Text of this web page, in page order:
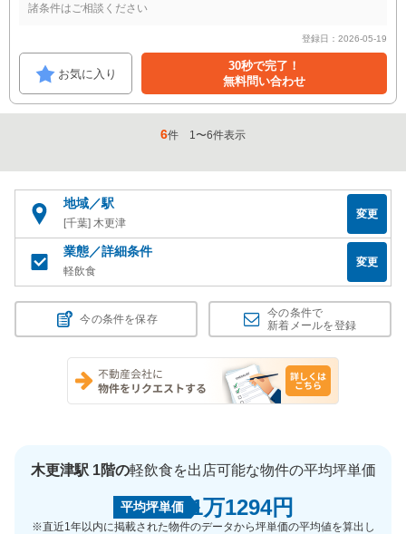
諸条件はご相談ください
登録日：2026-05-19
お気に入り
30秒で完了！
無料問い合わせ
6件 1〜6件表示
地域／駅
[千葉] 木更津
変更
業態／詳細条件
軽飲食
変更
今の条件を保存
今の条件で
新着メールを登録
木更津駅 1階の軽飲食を出店可能な物件の平均坪単価
平均坪単価 1万1294円
※直近1年以内に掲載された物件のデータから坪単価の平均値を算出し